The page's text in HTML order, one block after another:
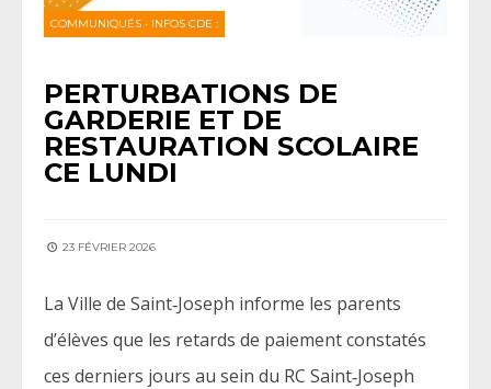
COMMUNIQUÉS • INFOS CDE :
PERTURBATIONS DE
GARDERIE ET DE
RESTAURATION SCOLAIRE
CE LUNDI
23 FÉVRIER 2026
La Ville de Saint‑Joseph informe les parents
d’élèves que les retards de paiement constatés
ces derniers jours au sein du RC Saint‑Joseph